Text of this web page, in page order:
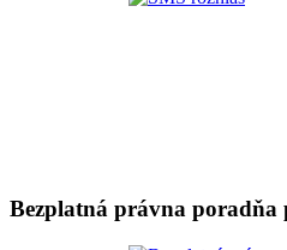
Bezplatná právna poradňa